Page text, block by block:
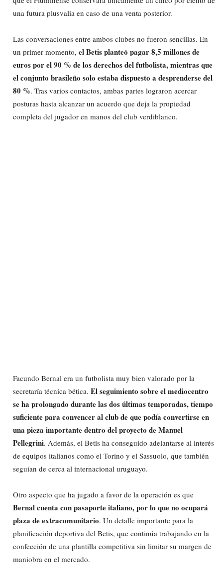
una futura plusvalía en caso de una venta posterior.
Las conversaciones entre ambos clubes no fueron sencillas. En
un primer momento, el Betis planteó pagar 8,5 millones de
euros por el 90 % de los derechos del futbolista, mientras que
el conjunto brasileño solo estaba dispuesto a desprenderse del
80 %. Tras varios contactos, ambas partes lograron acercar
posturas hasta alcanzar un acuerdo que deja la propiedad
completa del jugador en manos del club verdiblanco.
Facundo Bernal era un futbolista muy bien valorado por la
secretaría técnica bética. El seguimiento sobre el mediocentro
se ha prolongado durante las dos últimas temporadas, tiempo
suficiente para convencer al club de que podía convertirse en
una pieza importante dentro del proyecto de Manuel
Pellegrini. Además, el Betis ha conseguido adelantarse al interés
de equipos italianos como el Torino y el Sassuolo, que también
seguían de cerca al internacional uruguayo.
Otro aspecto que ha jugado a favor de la operación es que
Bernal cuenta con pasaporte italiano, por lo que no ocupará
plaza de extracomunitario. Un detalle importante para la
planificación deportiva del Betis, que continúa trabajando en la
confección de una plantilla competitiva sin limitar su margen de
maniobra en el mercado.